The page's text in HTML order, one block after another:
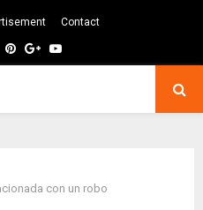
Contact
Pinterest
GoogleYoutube
con un robo